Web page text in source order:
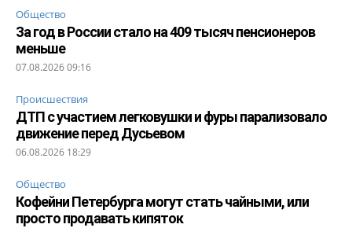
Общество
За год в России стало на 409 тысяч пенсионеров
меньше
07.08.2026 09:16
Происшествия
ДТП с участием легковушки и фуры парализовало
движение перед Дусьевом
06.08.2026 18:29
Общество
Кофейни Петербурга могут стать чайными, или
просто продавать кипяток